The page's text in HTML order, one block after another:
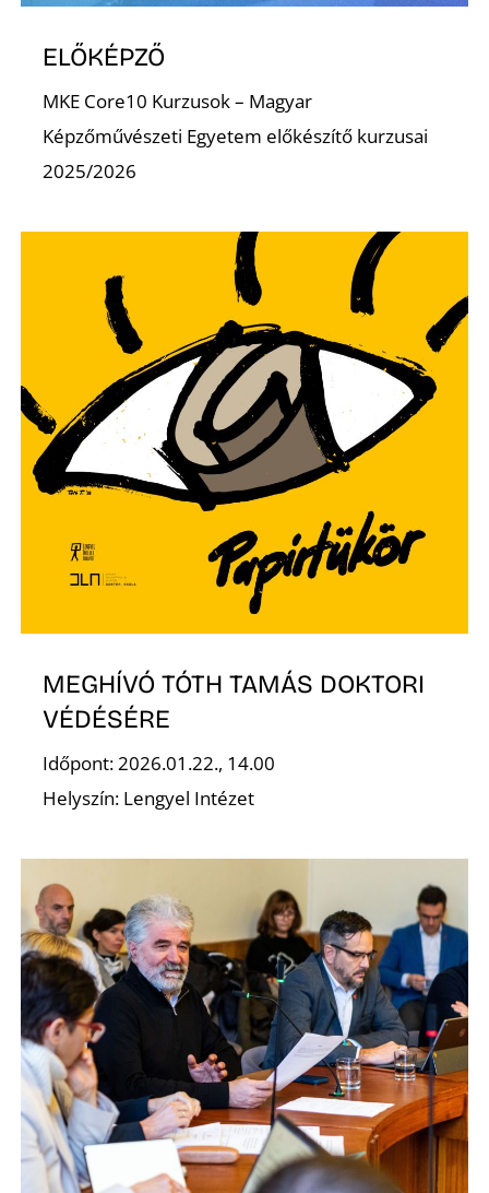
ELŐKÉPZŐ
MKE Core10 Kurzusok – Magyar
Képzőművészeti Egyetem előkészítő kurzusai
2025/2026
MEGHÍVÓ TÓTH TAMÁS DOKTORI
VÉDÉSÉRE
Időpont: 2026.01.22., 14.00
Helyszín: Lengyel Intézet